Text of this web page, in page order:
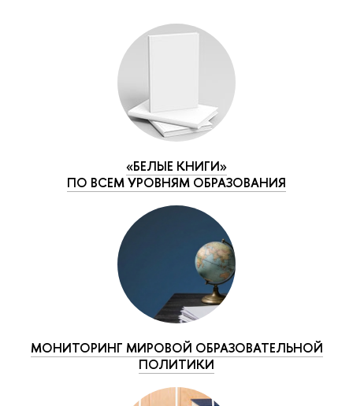
«БЕЛЫЕ КНИГИ»
ПО ВСЕМ УРОВНЯМ ОБРАЗОВАНИЯ
МОНИТОРИНГ МИРОВОЙ ОБРАЗОВАТЕЛЬНОЙ
ПОЛИТИКИ